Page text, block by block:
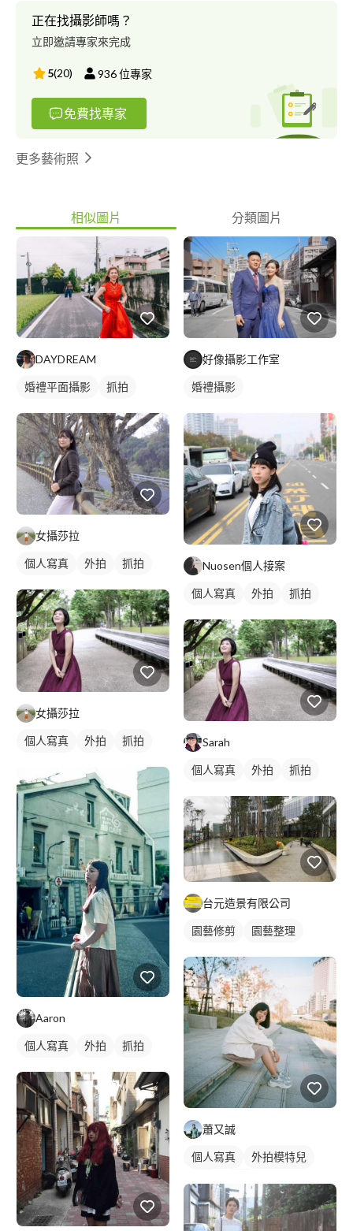
正在找攝影師嗎？
立即邀請專家來完成
5(20) 936位專家
免費找專家
更多藝術照
相似圖片 分類圖片
DAYDREAM
婚禮平面攝影 抓拍
女攝莎拉
個人寫真 外拍 抓拍
女攝莎拉
個人寫真 外拍 抓拍
Aaron
個人寫真 外拍 抓拍
好像攝影工作室
婚禮攝影
Nuosen個人接案
個人寫真 外拍 抓拍
Sarah
個人寫真 外拍 抓拍
台元造景有限公司
園藝修剪 園藝整理
蕭又誠
個人寫真
外拍模特兒